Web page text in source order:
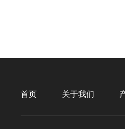
首页 关于我们